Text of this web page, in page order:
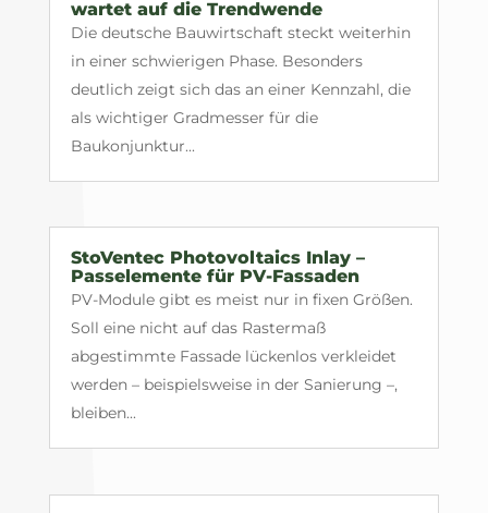
wartet auf die Trendwende
Die deutsche Bauwirtschaft steckt weiterhin
in einer schwierigen Phase. Besonders
deutlich zeigt sich das an einer Kennzahl, die
als wichtiger Gradmesser für die
Baukonjunktur...
StoVentec Photovoltaics Inlay –
Passelemente für PV-Fassaden
PV-Module gibt es meist nur in fixen Größen.
Soll eine nicht auf das Rastermaß
abgestimmte Fassade lückenlos verkleidet
werden – beispielsweise in der Sanierung –,
bleiben...